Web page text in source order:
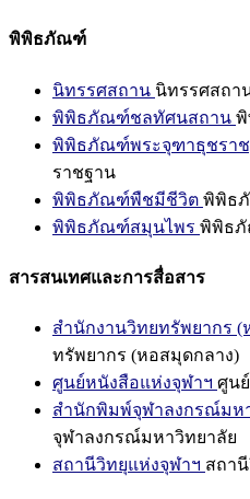
พิพิธภัณฑ์
นิทรรศสถาน นิทรรศสถา
พิพิธภัณฑ์ชลทัศนสถาน
พิพิธภัณฑ์พระจุฑาธุชรา
ราชฐาน
พิพิธภัณฑ์พืชมีชีวิต พิพิธ
พิพิธภัณฑ์สมุนไพร พิพิธ
สารสนเทศและการสื่อสาร
สำนักงานวิทยทรัพยากร (
ทรัพยากร (หอสมุดกลาง)
ศูนย์หนังสือแห่งจุฬาฯ ศูน
สำนักพิมพ์จุฬาลงกรณ์มห
จุฬาลงกรณ์มหาวิทยาลัย
สถานีวิทยุแห่งจุฬาฯ สถา